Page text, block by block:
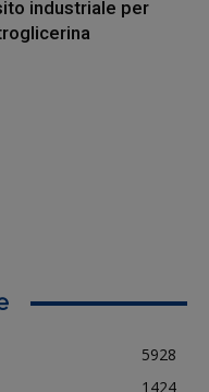
industriale per
5928
1424